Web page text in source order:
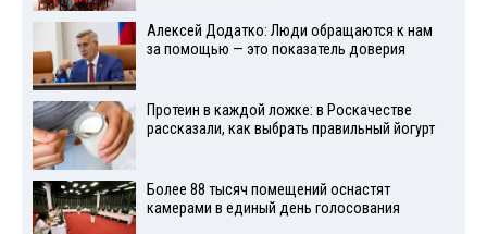
Алексей Додатко: Люди обращаются к нам
за помощью — это показатель доверия
Протеин в каждой ложке: в Роскачестве
рассказали, как выбрать правильный йогурт
Более 88 тысяч помещений оснастят
камерами в единый день голосования